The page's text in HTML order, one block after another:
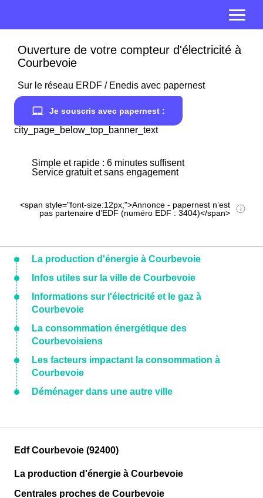
Ouverture de votre compteur d'électricité à
Courbevoie
Sur le réseau ERDF / Enedis avec papernest
Je souscris avec papernest :
city_page_below_top_banner_text
Simple et rapide : 6 minutes suffisent
Service gratuit et sans engagement
<span style="font-size:12px;">Annonce - papernest n’est
pas partenaire d’EDF (numéro EDF : 3404)</span>
La production d'énergie à Courbevoie
Infos utiles sur la ville de Courbevoie
Informations sur l'électricité et le gaz à
Courbevoie
La consommation énergétique des
Courbevoisiens
Les facteurs impactant la consommation à
Courbevoie
Déménager dans une autre ville
Edf Courbevoie (92400)
La production d'énergie à Courbevoie
Centrales proches de Courbevoie